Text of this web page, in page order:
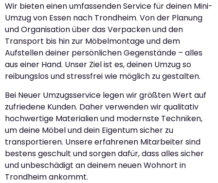
Wir bieten einen umfassenden Service für deinen Mini-
Umzug von Essen nach Trondheim. Von der Planung
und Organisation über das Verpacken und den
Transport bis hin zur Möbelmontage und dem
Aufstellen deiner persönlichen Gegenstände – alles
aus einer Hand. Unser Ziel ist es, deinen Umzug so
reibungslos und stressfrei wie möglich zu gestalten.
Bei Neuer Umzugsservice legen wir größten Wert auf
zufriedene Kunden. Daher verwenden wir qualitativ
hochwertige Materialien und modernste Techniken,
um deine Möbel und dein Eigentum sicher zu
transportieren. Unsere erfahrenen Mitarbeiter sind
bestens geschult und sorgen dafür, dass alles sicher
und unbeschädigt an deinem neuen Wohnort in
Trondheim ankommt.